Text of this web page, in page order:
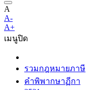
A
A-
A+
เมนูปิด
รวมกฎหมายภาษี
คำพิพากษาฏีกา